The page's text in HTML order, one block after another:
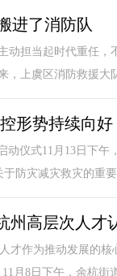
进了消防队
动担当起时代重任
，上虞区消防救援大
形势持续向好
动仪式11月13日下
防灾减灾救灾的重
高层次人才
才作为推动发展的
月8日下午，余杭街